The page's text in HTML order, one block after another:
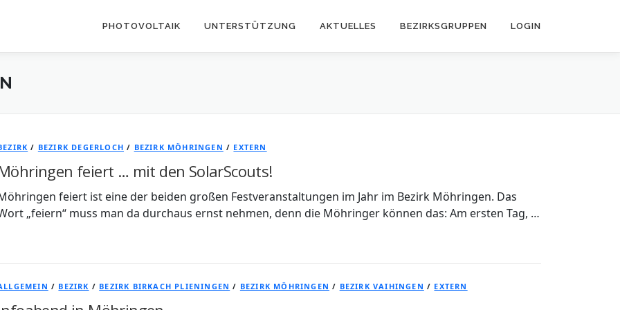
PHOTOVOLTAIK UNTERSTÜTZUNG AKTUELLES BEZIRKSGRUPPEN LOGIN
/ BEZIRK DEGERLOCH / BEZIRK MÖHRINGEN / EXTERN
feiert … mit den SolarScouts!
feiert ist eine der beiden großen Festveranstaltungen im Jahr im Bezirk Möhringen. Das
„feiern“ muss man da durchaus ernst nehmen, denn die Möhringer können das: Am ersten Tag, …
/ BEZIRK / BEZIRK BIRKACH PLIENINGEN / BEZIRK MÖHRINGEN / BEZIRK VAIHINGEN / EXTERN